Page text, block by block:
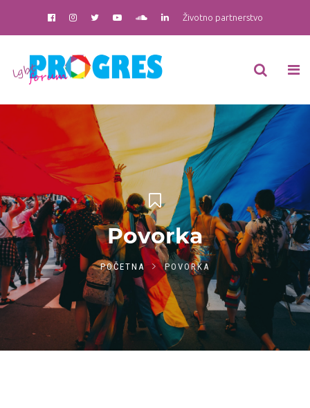
Životno partnerstvo
Povorka
POČETNA POVORKA